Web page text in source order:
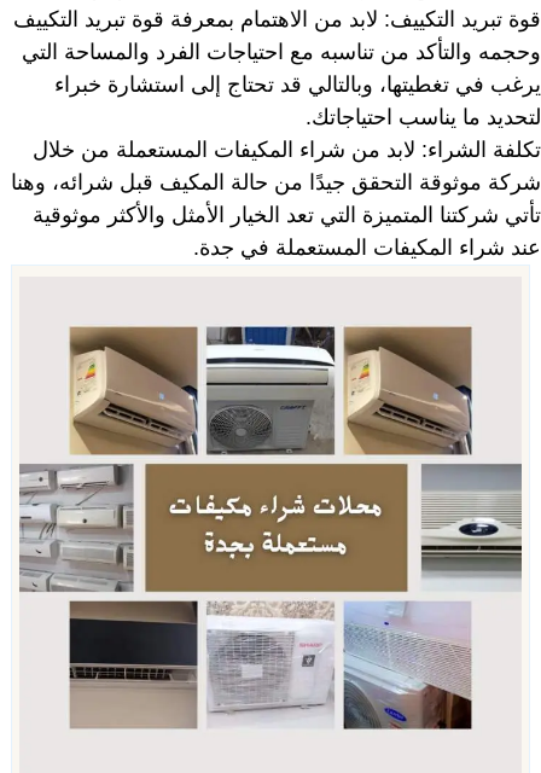
قوة تبريد التكييف: لابد من الاهتمام بمعرفة قوة تبريد التكييف
وحجمه والتأكد من تناسبه مع احتياجات الفرد والمساحة التي
يرغب في تغطيتها، وبالتالي قد تحتاج إلى استشارة خبراء
لتحديد ما يناسب احتياجاتك.
تكلفة الشراء: لابد من شراء المكيفات المستعملة من خلال
شركة موثوقة التحقق جيدًا من حالة المكيف قبل شرائه، وهنا
تأتي شركتنا المتميزة التي تعد الخيار الأمثل والأكثر موثوقية
عند شراء المكيفات المستعملة في جدة.